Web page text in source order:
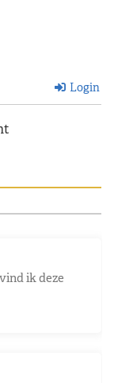
Login
ik deze